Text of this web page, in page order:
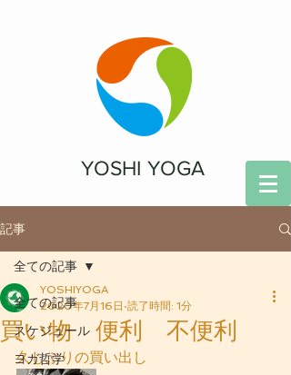
YOSHI YOGA
記事
全ての記事
スケジュール
ヨガ哲学
全ての記事
買い物 便利 不便利
YOSHIYOGA
2020年7月16日 読了時間: 1分
久しぶりの買い出し